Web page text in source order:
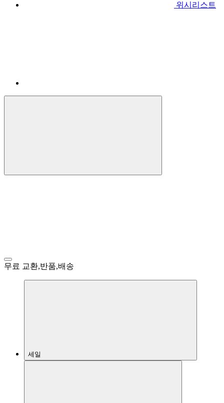
위시리스트
무료 교환,반품,배송
세일